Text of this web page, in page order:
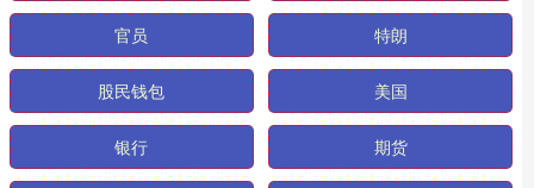
官员 特朗
股民钱包 美国
银行 期货